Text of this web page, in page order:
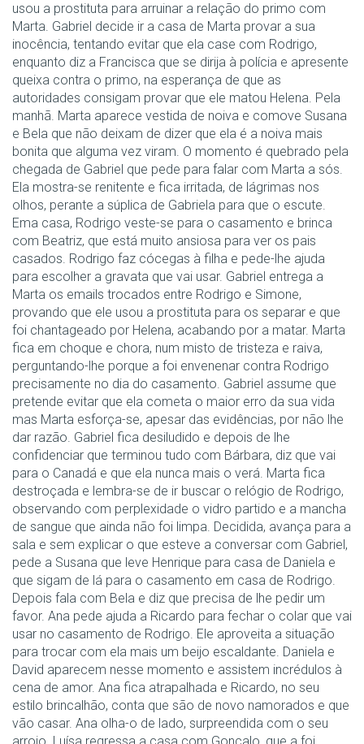
usou a prostituta para arruinar a relação do primo com
Marta. Gabriel decide ir a casa de Marta provar a sua
inocência, tentando evitar que ela case com Rodrigo,
enquanto diz a Francisca que se dirija à polícia e apresente
queixa contra o primo, na esperança de que as
autoridades consigam provar que ele matou Helena. Pela
manhã. Marta aparece vestida de noiva e comove Susana
e Bela que não deixam de dizer que ela é a noiva mais
bonita que alguma vez viram. O momento é quebrado pela
chegada de Gabriel que pede para falar com Marta a sós.
Ela mostra-se renitente e fica irritada, de lágrimas nos
olhos, perante a súplica de Gabriela para que o escute.
Ema casa, Rodrigo veste-se para o casamento e brinca
com Beatriz, que está muito ansiosa para ver os pais
casados. Rodrigo faz cócegas à filha e pede-lhe ajuda
para escolher a gravata que vai usar. Gabriel entrega a
Marta os emails trocados entre Rodrigo e Simone,
provando que ele usou a prostituta para os separar e que
foi chantageado por Helena, acabando por a matar. Marta
fica em choque e chora, num misto de tristeza e raiva,
perguntando-lhe porque a foi envenenar contra Rodrigo
precisamente no dia do casamento. Gabriel assume que
pretende evitar que ela cometa o maior erro da sua vida
mas Marta esforça-se, apesar das evidências, por não lhe
dar razão. Gabriel fica desiludido e depois de lhe
confidenciar que terminou tudo com Bárbara, diz que vai
para o Canadá e que ela nunca mais o verá. Marta fica
destroçada e lembra-se de ir buscar o relógio de Rodrigo,
observando com perplexidade o vidro partido e a mancha
de sangue que ainda não foi limpa. Decidida, avança para a
sala e sem explicar o que esteve a conversar com Gabriel,
pede a Susana que leve Henrique para casa de Daniela e
que sigam de lá para o casamento em casa de Rodrigo.
Depois fala com Bela e diz que precisa de lhe pedir um
favor. Ana pede ajuda a Ricardo para fechar o colar que vai
usar no casamento de Rodrigo. Ele aproveita a situação
para trocar com ela mais um beijo escaldante. Daniela e
David aparecem nesse momento e assistem incrédulos à
cena de amor. Ana fica atrapalhada e Ricardo, no seu
estilo brincalhão, conta que são de novo namorados e que
vão casar. Ana olha-o de lado, surpreendida com o seu